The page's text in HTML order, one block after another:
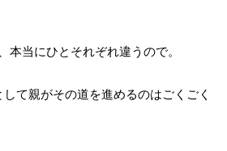
本当にひとそれぞれ違うので。
て親がその道を進めるのはごくごく